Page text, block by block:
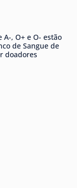
A-, O+ e O- estão
de Sangue de
doadores